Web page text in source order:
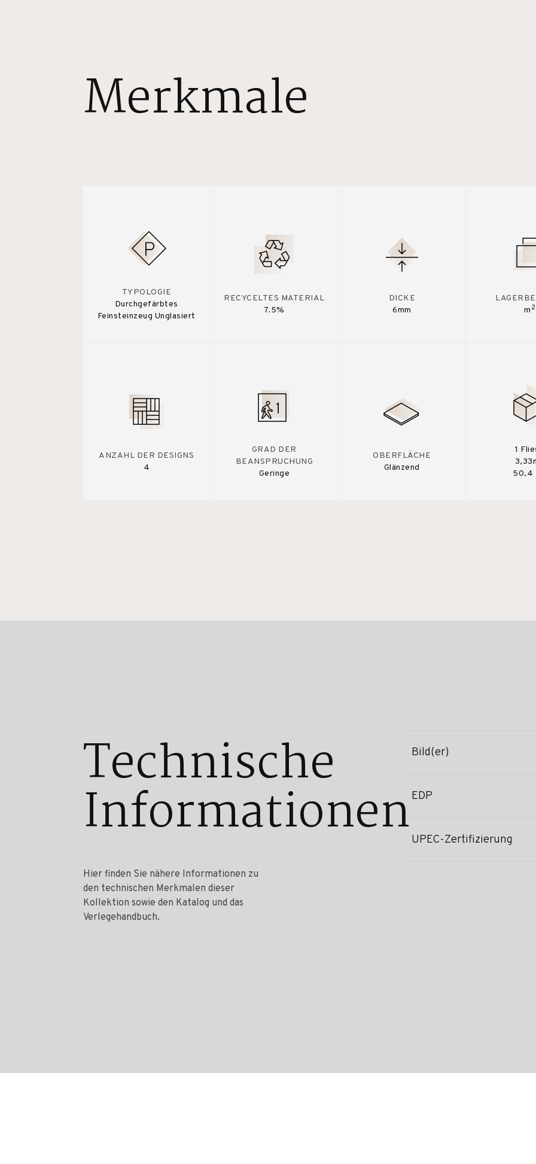
Merkmale
TYPOLOGIE
Durchgefärbtes
Feinsteinzeug Unglasiert
RECYCELTES MATERIAL
7.5%
DICKE
6mm
m 2
ANZAHL DER DESIGNS
4
GRAD DER
BEANSPRUCHUNG
Geringe
OBERFLÄCHE
Glänzend
1
50,4
Technische
Informationen
Hier finden Sie nähere Informationen zu
den technischen Merkmalen dieser
Kollektion sowie den Katalog und das
Verlegehandbuch.
Bild(er)
EDP
UPEC-Zertifizierung